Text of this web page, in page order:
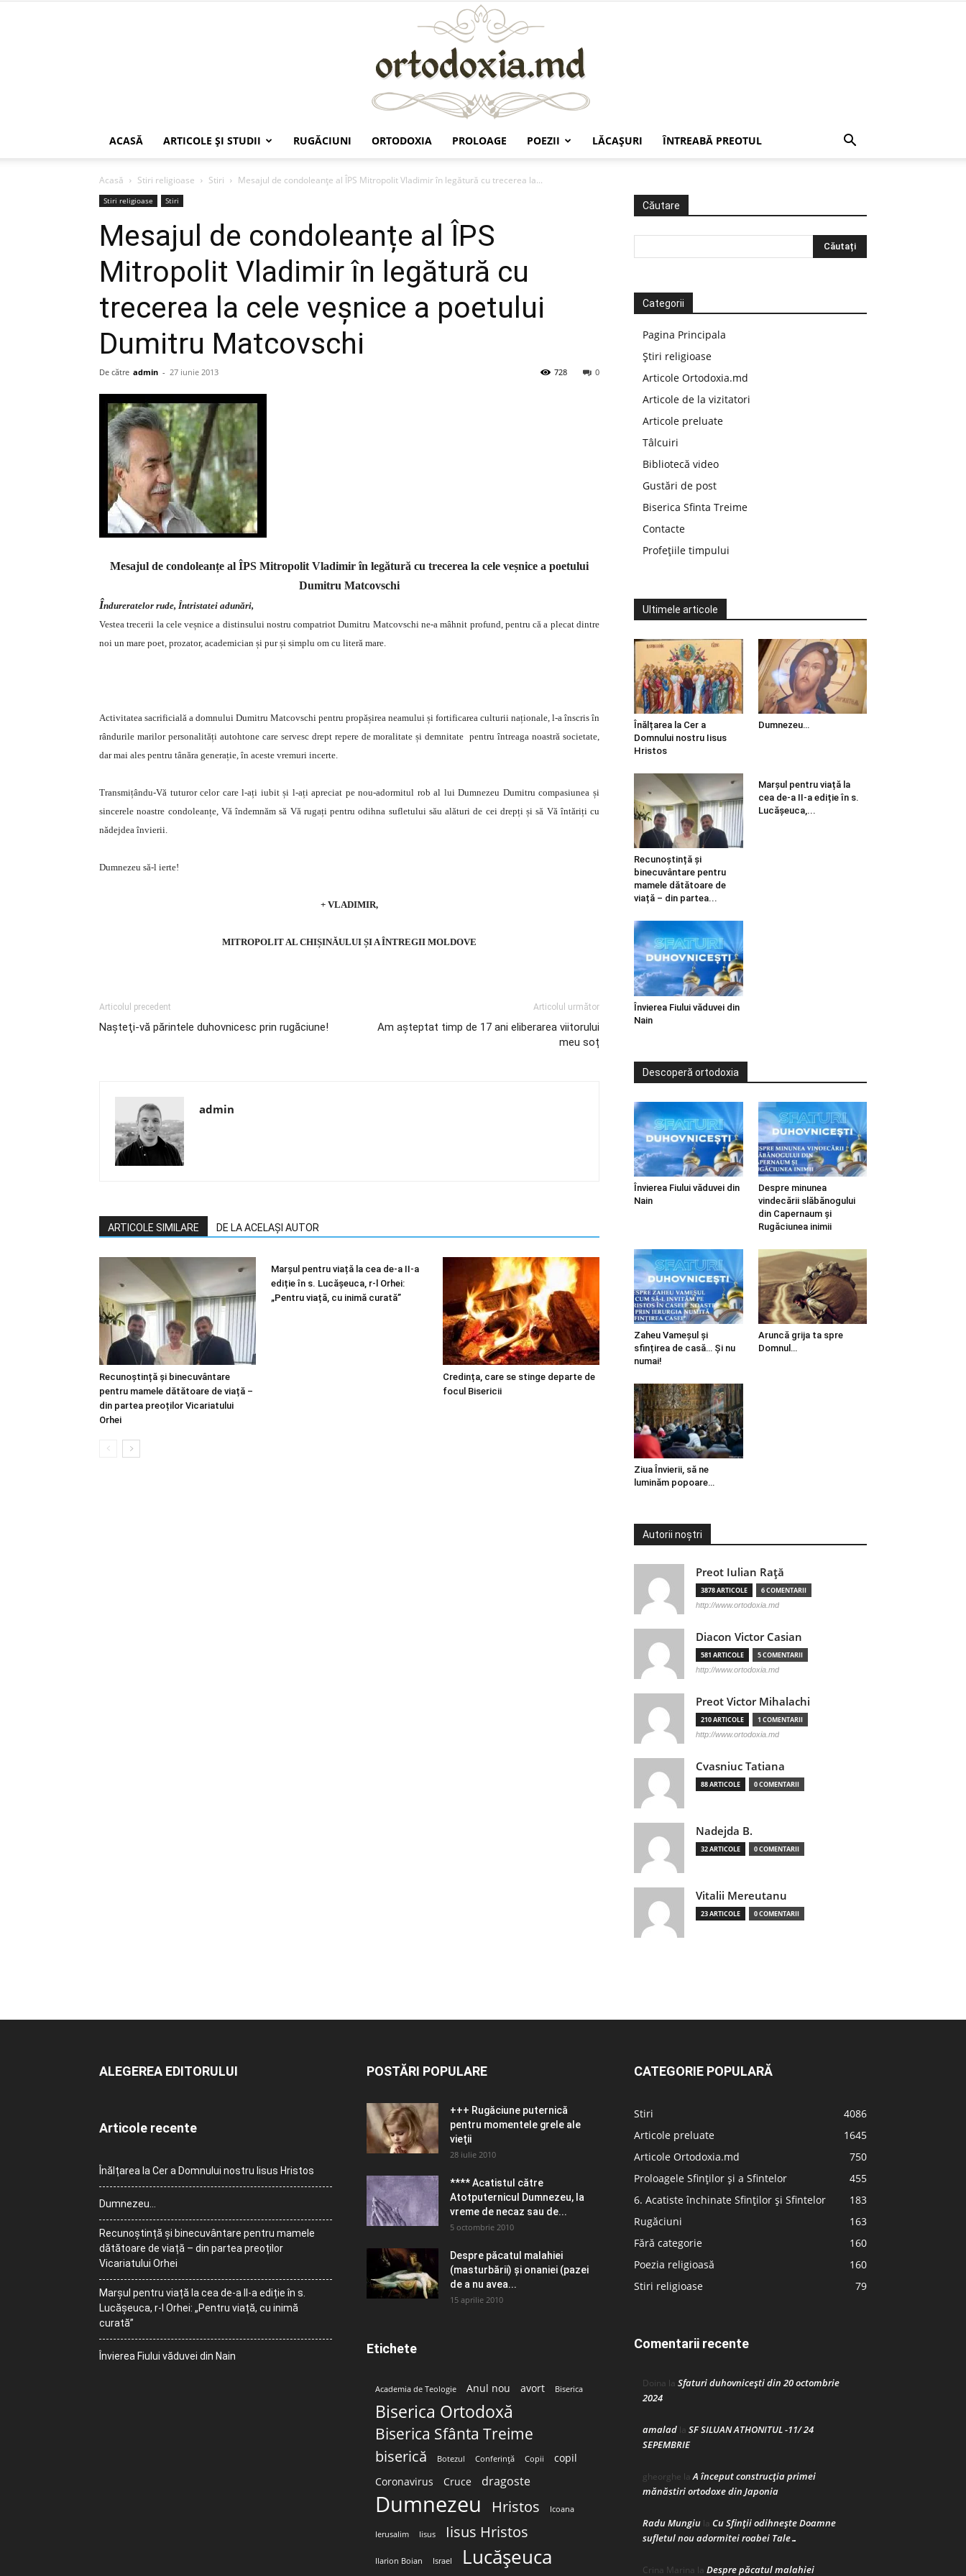
ACASĂ ARTICOLE ŞI STUDII RUGĂCIUNI ORTODOXIA PROLOAGE POEZII LĂCAŞURI ÎNTREABĂ PREOTUL
Acasă Stiri religioase Stiri Mesajul de condoleanțe al ÎPS Mitropolit Vladimir în legătură cu trecerea la...
Stiri religioase Stiri
Mesajul de condoleanțe al ÎPS
Mitropolit Vladimir în legătură cu
trecerea la cele veșnice a poetului
Dumitru Matcovschi
De către admin - 27 iunie 2013 0
728
Mesajul de condoleanțe al ÎPS Mitropolit Vladimir în legătură cu trecerea la cele veșnice a poetului
Dumitru Matcovschi
Îndureratelor rude, Întristatei adunări,
Vestea trecerii la cele veșnice a distinsului nostru compatriot Dumitru Matcovschi ne-a mâhnit profund, pentru că a plecat dintre
noi un mare poet, prozator, academician și pur și simplu om cu literă mare.
Activitatea sacrificială a domnului Dumitru Matcovschi pentru propășirea neamului și fortificarea culturii naționale, l-a înscris în
rândurile marilor personalități autohtone care servesc drept repere de moralitate și demnitate pentru întreaga noastră societate,
dar mai ales pentru tânăra generație, în aceste vremuri incerte.
Transmițându-Vă tuturor celor care l-ați iubit și l-ați apreciat pe nou-adormitul rob al lui Dumnezeu Dumitru compasiunea și
sincerele noastre condoleanțe, Vă îndemnăm să Vă rugați pentru odihna sufletului său alături de cei drepți și să Vă întăriți cu
nădejdea învierii.
Dumnezeu să-l ierte!
+ VLADIMIR,
MITROPOLIT AL CHIȘINĂULUI ȘI A ÎNTREGII MOLDOVE
Articolul precedent
Naşteţi-vă părintele duhovnicesc prin rugăciune!
Articolul următor
Am așteptat timp de 17 ani eliberarea viitorului
meu soț
admin
ARTICOLE SIMILARE DE LA ACELAȘI AUTOR
Recunoștință și binecuvântare
pentru mamele dătătoare de viață –
din partea preoților Vicariatului
Orhei
Marșul pentru viață la cea de-a II-a
ediție în s. Lucășeuca, r-l Orhei:
„Pentru viață, cu inimă curată”
Credința, care se stinge departe de
focul Bisericii
Căutare
Categorii
Pagina Principala
Știri religioase
Articole Ortodoxia.md
Articole de la vizitatori
Articole preluate
Tâlcuiri
Bibliotecă video
Gustări de post
Biserica Sfinta Treime
Contacte
Profețiile timpului
Ultimele articole
Înălțarea la Cer a
Domnului nostru Iisus
Hristos
Dumnezeu…
Recunoștință și
binecuvântare pentru
mamele dătătoare de
viață – din partea...
Marșul pentru viață la
cea de-a II-a ediție în s.
Lucășeuca,...
Învierea Fiului văduvei din
Nain
Descoperă ortodoxia
Învierea Fiului văduvei din
Nain
Despre minunea
vindecării slăbănogului
din Capernaum și
Rugăciunea inimii
Zaheu Vameșul și
sfințirea de casă… Și nu
numai!
Aruncă grija ta spre
Domnul…
Ziua Învierii, să ne
luminăm popoare…
Autorii noștri
Preot Iulian Raţă
3878 ARTICOLE 6 COMENTARII
http://www.ortodoxia.md
Diacon Victor Casian
581 ARTICOLE 5 COMENTARII
http://www.ortodoxia.md
Preot Victor Mihalachi
210 ARTICOLE 1 COMENTARII
http://www.ortodoxia.md
Cvasniuc Tatiana
88 ARTICOLE 0 COMENTARII
Nadejda B.
32 ARTICOLE 0 COMENTARII
Vitalii Mereutanu
23 ARTICOLE 0 COMENTARII
ALEGEREA EDITORULUI
Articole recente
Înălțarea la Cer a Domnului nostru Iisus Hristos
Dumnezeu…
Recunoștință și binecuvântare pentru mamele
dătătoare de viață – din partea preoților
Vicariatului Orhei
Marșul pentru viață la cea de-a II-a ediție în s.
Lucășeuca, r-l Orhei: „Pentru viață, cu inimă
curată”
Învierea Fiului văduvei din Nain
POSTĂRI POPULARE
+++ Rugăciune puternică
pentru momentele grele ale
vieţii
28 iulie 2010
**** Acatistul către
Atotputernicul Dumnezeu, la
vreme de necaz sau de...
5 octombrie 2010
Despre păcatul malahiei
(masturbării) şi onaniei (pazei
de a nu avea...
15 aprilie 2010
Etichete
Academia de Teologie Anul nou avort Biserica
Biserica Ortodoxă
Biserica Sfânta Treime
biserică Botezul Conferință Copii
copil
Coronavirus
Cruce dragoste
Dumnezeu Hristos Icoana
Ierusalim Iisus Iisus Hristos
Ilarion Boian Israel Lucășeuca
CATEGORIE POPULARĂ
Stiri
4086
Articole preluate
1645
Articole Ortodoxia.md
750
Proloagele Sfinților și a Sfintelor
455
6. Acatiste închinate Sfinților și Sfintelor
183
Rugăciuni
163
Fără categorie
160
Poezia religioasă
160
Stiri religioase
79
Comentarii recente
Doina la Sfaturi duhovnicești din 20 octombrie
2024
amalad la SF SILUAN ATHONITUL -11/ 24
SEPEMBRIE
gheorghe laA început construcţia primei
mănăstiri ortodoxe din Japonia
Radu Mungiu la Cu Sfinții odihnește Doamne
sufletul nou adormitei roabei Tale…
Crina Marina la Despre păcatul malahiei